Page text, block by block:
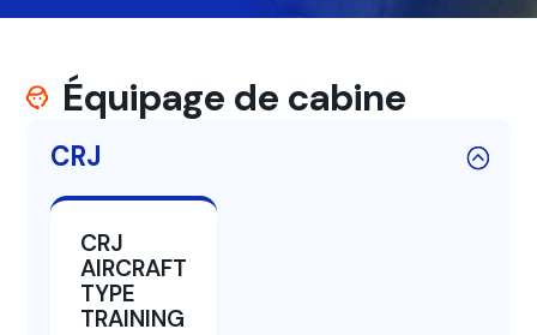
Équipage de cabine
CRJ
CRJ
AIRCRAFT
TYPE
TRAINING